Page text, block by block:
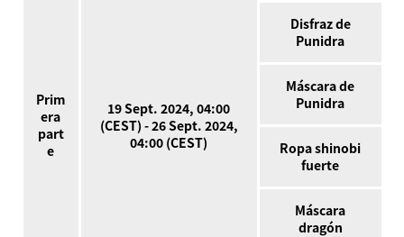
Prim
era
part
e
19 Sept. 2024, 04:00
(CEST) - 26 Sept. 2024,
04:00 (CEST)
Disfraz de
Punidra
Máscara de
Punidra
Ropa shinobi
fuerte
Máscara
dragón